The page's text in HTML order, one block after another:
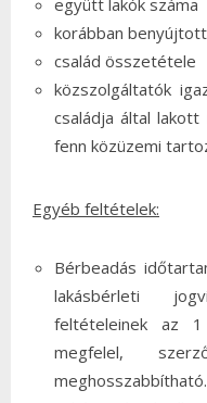
korábban
család összetétele
közszolgáltatók
családja által lakott
fenn közüzemi
Egyéb feltételek:
Bérbeadás
lakásbérleti
feltételeinek az
megfelel,
meghosszabbítható.